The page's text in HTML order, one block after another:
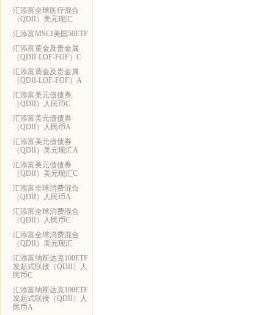
汇添富全球医疗混合
（QDII）美元现汇
汇添富MSCI美国50ETF
汇添富黄金及贵金属
（QDII-LOF-FOF）C
汇添富黄金及贵金属
（QDII-LOF-FOF）A
汇添富美元债债券
（QDII）人民币C
汇添富美元债债券
（QDII）人民币A
汇添富美元债债券
（QDII）美元现汇A
汇添富美元债债券
（QDII）美元现汇C
汇添富全球消费混合
（QDII）人民币A
汇添富全球消费混合
（QDII）人民币C
汇添富全球消费混合
（QDII）美元现汇
汇添富纳斯达克100ETF
发起式联接（QDII）人
民币C
汇添富纳斯达克100ETF
发起式联接（QDII）人
民币A